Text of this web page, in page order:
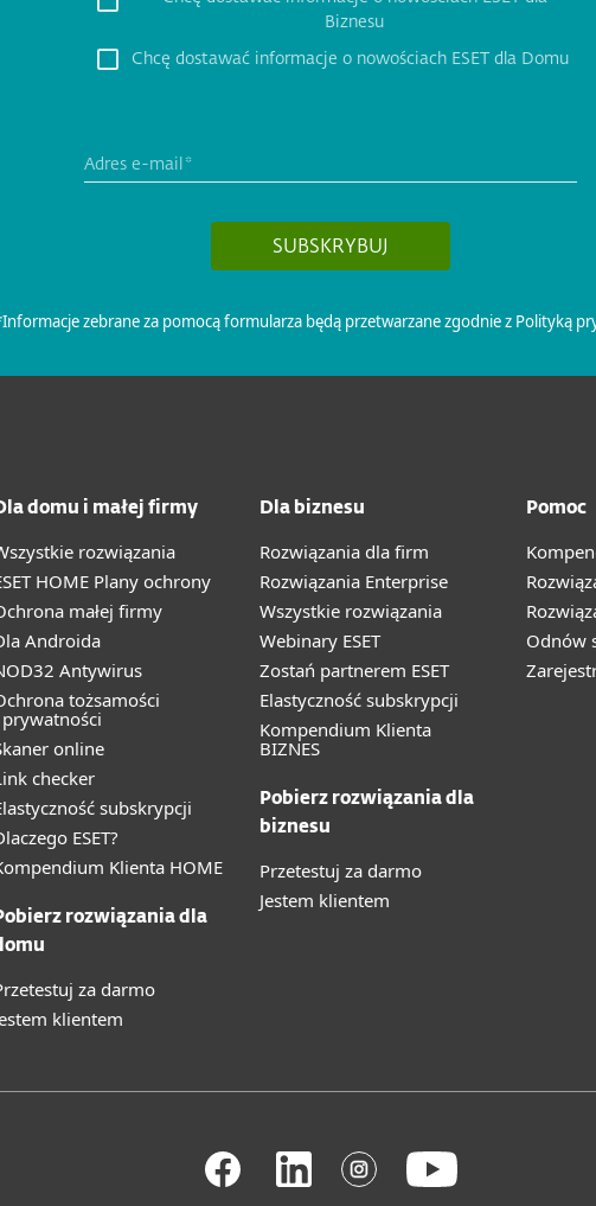
domu i małej firmy
rozwiązania
HOME Plany ochrony
małej firmy
Androida
Antywirus
tożsamości
online
checker
subskrypcji
ESET?
Klienta HOME
rozwiązania dla
za darmo
klientem
Dla biznesu
Rozwiązania dla firm
Rozwiązania Enterprise
Wszystkie rozwiązania
Webinary ESET
Zostań partnerem ESET
Elastyczność subskrypcji
Kompendium Klienta
BIZNES
Pobierz rozwiązania dla
biznesu
Przetestuj za darmo
Jestem klientem
Pomoc
Odnów